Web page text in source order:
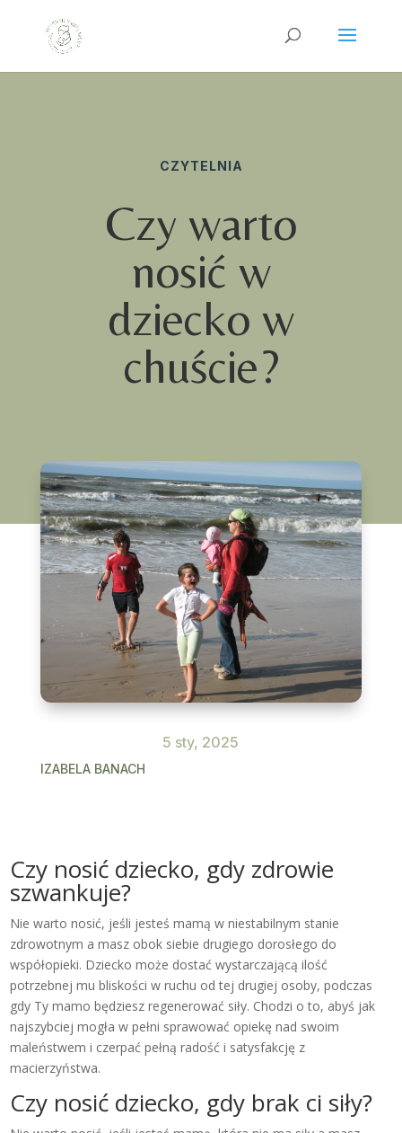
CZYTELNIA
Czy warto
nosić w
dziecko w
chuście?
5 sty, 2025
IZABELA BANACH
Czy nosić dziecko, gdy zdrowie
szwankuje?
Nie warto nosić, jeśli jesteś mamą w niestabilnym stanie
zdrowotnym a masz obok siebie drugiego dorosłego do
współopieki. Dziecko może dostać wystarczającą ilość
potrzebnej mu bliskości w ruchu od tej drugiej osoby, podczas
gdy Ty mamo będziesz regenerować siły. Chodzi o to, abyś jak
najszybciej mogła w pełni sprawować opiekę nad swoim
maleństwem i czerpać pełną radość i satysfakcję z
macierzyństwa.
Czy nosić dziecko, gdy brak ci siły?